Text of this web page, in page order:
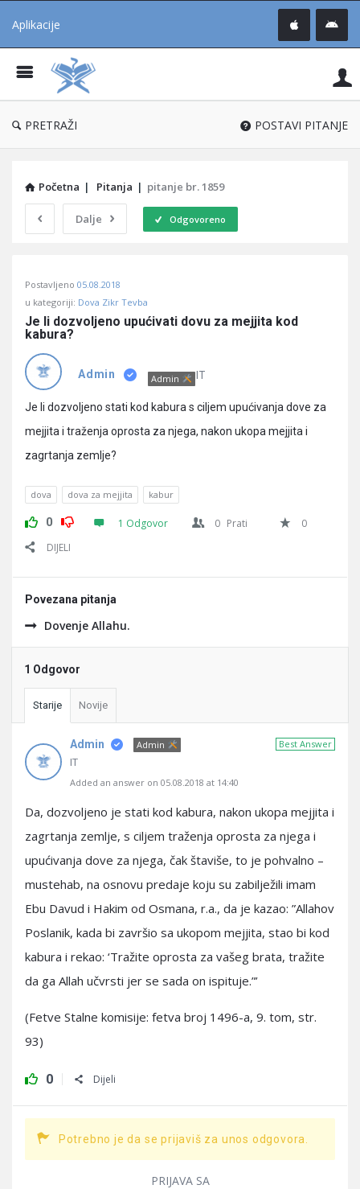
Aplikacije
®
PRETRAŽI POSTAVI PITANJE
Početna | Pitanja | pitanje br. 1859
Dalje Odgovoreno
Učene
Latest
Pitanja
Postavljeno 05.08.2018
u kategoriji: Dova Zikr Tevba
Je li dozvoljeno upućivati dovu za mejjita kod
kabura?
Admin Admin IT
Je li dozvoljeno stati kod kabura s ciljem upućivanja dove za
mejjita i traženja oprosta za njega, nakon ukopa mejjita i
zagrtanja zemlje?
dova dova za mejjita kabur
0 1 Odgovor 0 Prati
0
DIJELI
Povezana pitanja
Dovenje Allahu.
1 Odgovor
Starije Novije
Best Answer
Admin Admin
IT
Added an answer on 05.08.2018 at 14:40
Da, dozvoljeno je stati kod kabura, nakon ukopa mejjita i
zagrtanja zemlje, s ciljem traženja oprosta za njega i
upućivanja dove za njega, čak štaviše, to je pohvalno –
mustehab, na osnovu predaje koju su zabilježili imam
Ebu Davud i Hakim od Osmana, r.a., da je kazao: ”Allahov
Poslanik, kada bi završio sa ukopom mejjita, stao bi kod
kabura i rekao: ‘Tražite oprosta za vašeg brata, tražite
da ga Allah učvrsti jer se sada on ispituje.”’
(Fetve Stalne komisije: fetva broj 1496-a, 9. tom, str.
93)
0 Dijeli
Potrebno je da se prijaviš za unos odgovora.
PRIJAVA SA